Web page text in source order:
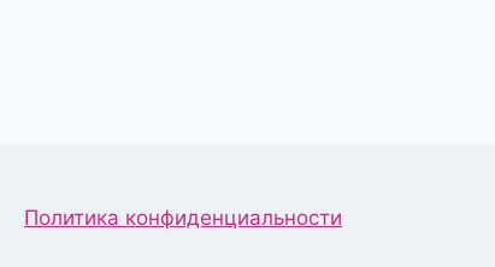
Политика конфиденциальности